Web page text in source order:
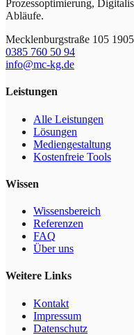
Prozessoptimierung,
Abläufe.
Mecklenburgstraße 105
0385 760 50 94
info@mc-kg.de
Leistungen
Alle Leistungen
Lösungen
Mediengestaltung
Kostenfreie Tools
Wissen
Wissensbereich
Referenzen
FAQ
Über uns
Weitere Links
Kontakt
Impressum
Datenschutz